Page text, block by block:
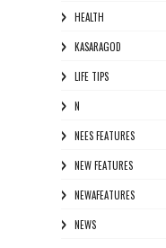
HEALTH
KASARAGOD
LIFE TIPS
N
NEES FEATURES
NEW FEATURES
NEWAFEATURES
NEWS